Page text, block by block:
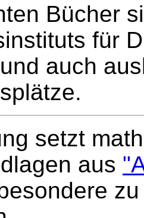
Bücher
für
auch
setzt
aus